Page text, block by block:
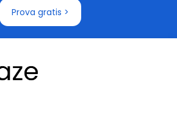
Prova gratis >